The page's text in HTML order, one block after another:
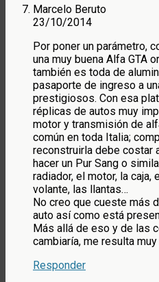
Marcelo Beruto
23/10/2014
Por poner un parámetro,
una muy buena Alfa GTA
también es toda de
pasaporte de ingreso a
prestigiosos. Con esa
réplicas de autos muy
motor y transmisión de
común en toda Italia;
reconstruirla debe costar
hacer un Pur Sang o
radiador, el motor, la
volante, las llantas…
No creo que cueste más
auto así como está
Más allá de eso y de las
cambiaría, me resulta muy
Responder